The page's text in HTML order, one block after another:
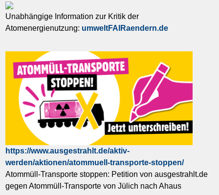
Unabhängige Information zur Kritik der
Atomenergienutzung: umweltFAIRaendern.de
https://www.ausgestrahlt.de/aktiv-
werden/aktionen/atommuell-transporte-stoppen/
Atommüll-Transporte stoppen: Petition von ausgestrahlt.de
gegen Atommüll-Transporte von Jülich nach Ahaus